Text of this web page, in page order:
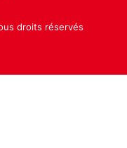
droits réservés